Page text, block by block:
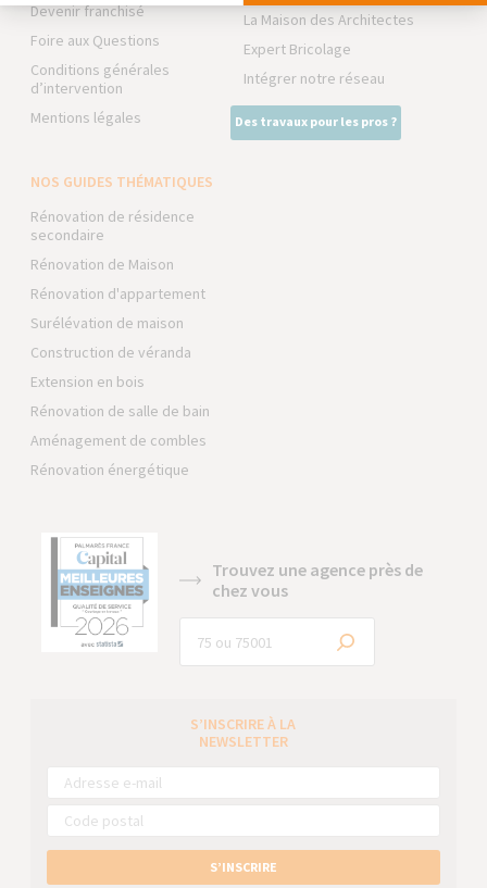
Devenir franchisé
Foire aux Questions
Conditions générales
d’intervention
Mentions légales
La Maison des Architectes
Expert Bricolage
Intégrer notre réseau
Des travaux pour les pros ?
NOS GUIDES THÉMATIQUES
Rénovation de résidence
secondaire
Rénovation de Maison
Rénovation d'appartement
Surélévation de maison
Construction de véranda
Extension en bois
Rénovation de salle de bain
Aménagement de combles
Rénovation énergétique
Trouvez une agence près de
chez vous
S’INSCRIRE À LA
NEWSLETTER
S’INSCRIRE